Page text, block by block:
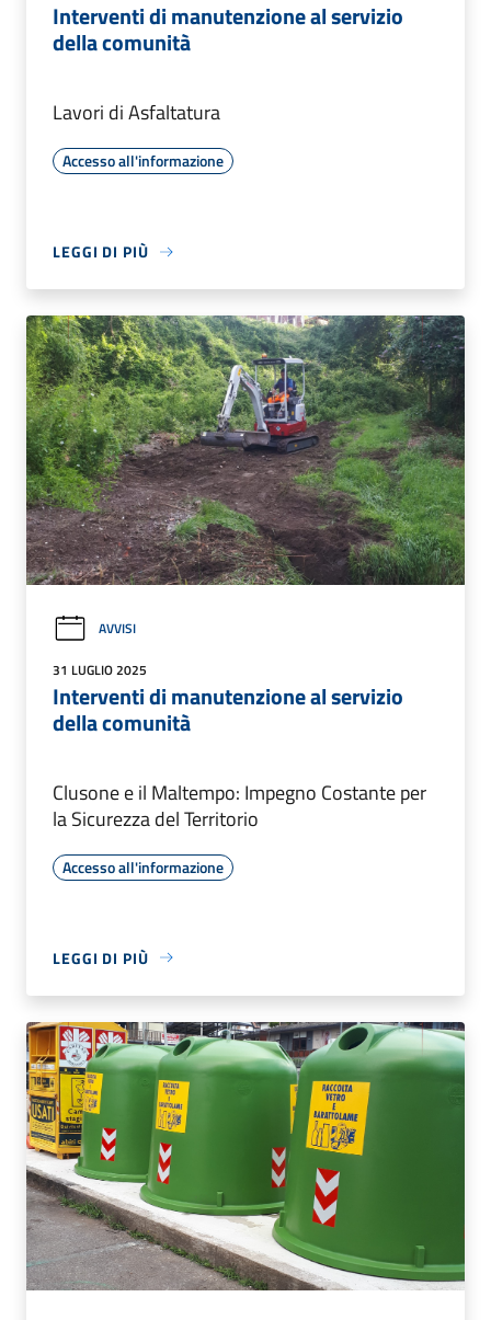
Interventi di manutenzione al servizio
della comunità
Lavori di Asfaltatura
Accesso all'informazione
LEGGI DI PIÙ
AVVISI
31 LUGLIO 2025
Interventi di manutenzione al servizio
della comunità
Clusone e il Maltempo: Impegno Costante per
la Sicurezza del Territorio
Accesso all'informazione
LEGGI DI PIÙ